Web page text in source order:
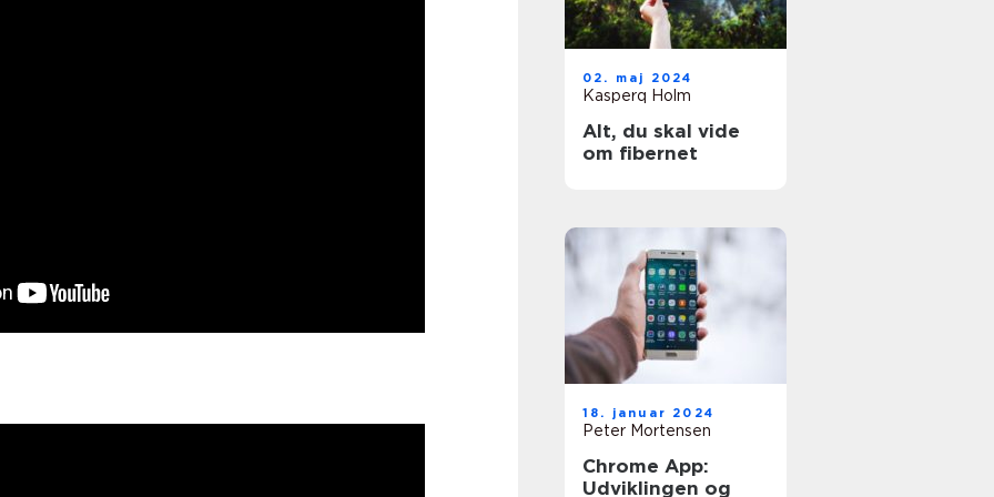
02. maj 2024
Kasperq Holm
Alt, du skal vide
om fibernet
18. januar 2024
Peter Mortensen
Chrome App:
Udviklingen og